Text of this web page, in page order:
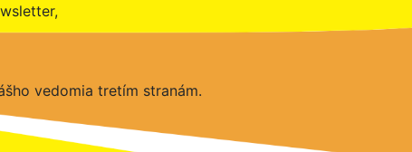
vedomia tretím stranám.